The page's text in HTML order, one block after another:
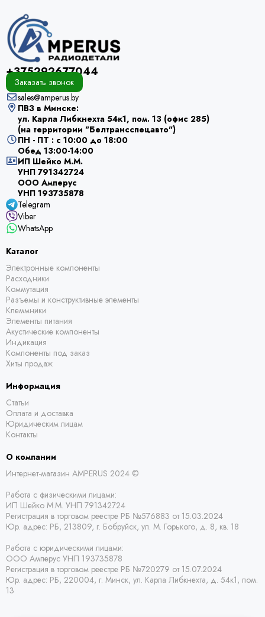
+375292677044
Заказать звонок
sales@amperus.by
ПВЗ в Минске:
ул. Карла Либкнехта 54к1, пом. 13 (офис 285)
(на территории "Белтрансспецавто")
ПН - ПТ : с 10:00 до 18:00
Обед 13:00-14:00
ИП Шейко М.М.
УНП 791342724
ООО Амперус
УНП 193735878
Telegram
Viber
WhatsApp
Каталог
Электронные компоненты
Расходники
Коммутация
Разъемы и конструктивные элементы
Клеммники
Элементы питания
Акустические компоненты
Индикация
Компоненты под заказ
Хиты продаж
Информация
Статьи
Оплата и доставка
Юридическим лицам
Контакты
О компании
Интернет-магазин AMPERUS 2024 ©
Работа с физическими лицами:
ИП Шейко М.М. УНП 791342724
Регистрация в торговом реестре РБ №576883 от 15.03.2024
Юр. адрес: РБ, 213809, г. Бобруйск, ул. М. Горького, д. 8, кв. 18
Работа с юридическими лицами:
ООО Амперус УНП 193735878
Регистрация в торговом реестре РБ №720279 от 15.07.2024
Юр. адрес: РБ, 220004, г. Минск, ул. Карла Либкнехта, д. 54к1, пом.
13